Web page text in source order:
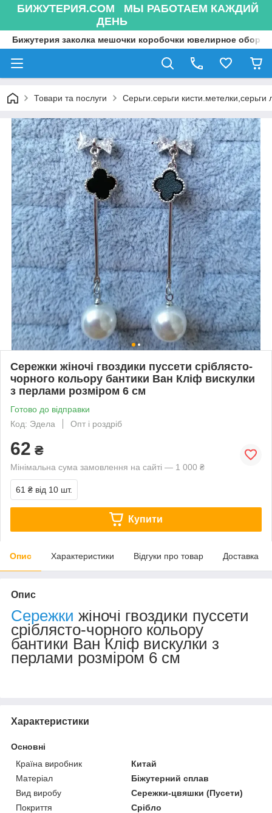
БИЖУТЕРИЯ.COM МЫ РАБОТАЕМ КАЖДИЙ
ДЕНЬ
Бижутерия заколка мешочки коробочки ювелирное
Товари та послуги Серьги.серьги
Сережки жіночі гвоздики пуссети сріблясто-
чорного кольору бантики Ван Кліф вискулки
з перлами розміром 6 см
Готово до відправки
Код: Эдела
Опт і роздріб
62 ₴
Мінімальна сума замовлення на сайті — 1 000 ₴
61 ₴ від 10 шт.
Купити
Опис Характеристики Відгуки про товар Доставка
Опис
Сережки жіночі гвоздики пуссети
сріблясто-чорного кольору
бантики Ван Кліф вискулки з
перлами розміром 6 см
Характеристики
Основні
Країна виробник
Китай
Матеріал
Біжутерний сплав
Вид виробу
Сережки-цвяшки (Пусети)
Покриття
Срібло